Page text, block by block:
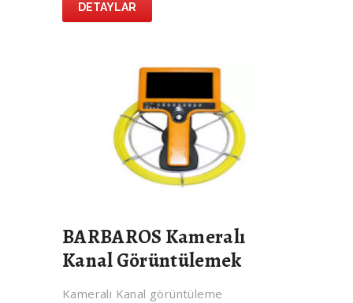
DETAYLAR
BARBAROS Kameralı
Kanal Görüntülemek
Kameralı Kanal görüntüleme